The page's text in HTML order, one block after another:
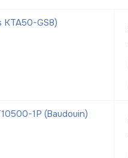
GS8)
1Р (Baudouin)